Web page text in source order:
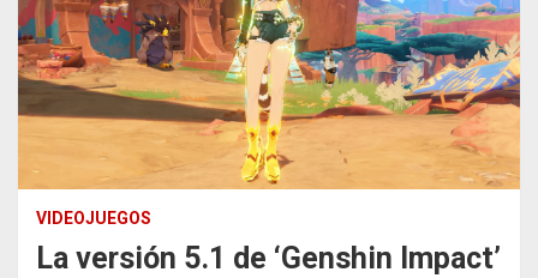
VIDEOJUEGOS
La versión 5.1 de ‘Genshin Impact’